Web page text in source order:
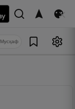
Мусҳаф